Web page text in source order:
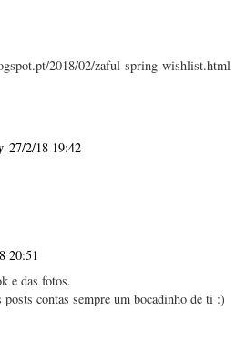
2018/02/zaful-spring-wishlist.html
27/2/18 19:42
20:51
e das fotos.
contas sempre um bocadinho de ti :)